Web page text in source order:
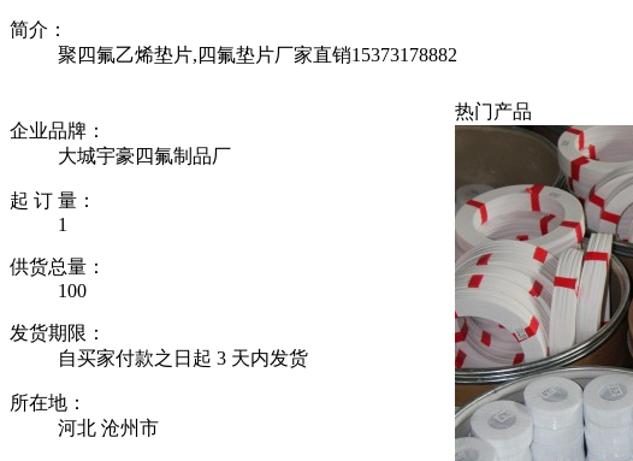
简介：
聚四氟乙烯垫片,四氟垫片厂家直销15373178882
企业品牌：
大城宇豪四氟制品厂
起 订 量：
1
供货总量：
100
发货期限：
自买家付款之日起 3 天内发货
所在地：
河北 沧州市
热门产品